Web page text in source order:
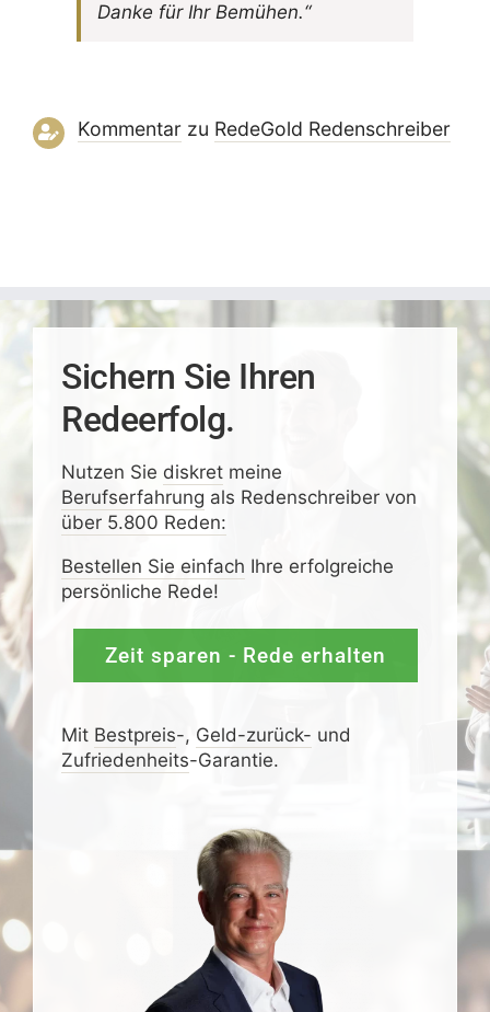
Danke für Ihr Bemühen.“
Kommentarzu RedeGold Reden­schreiber
Sichern Sie Ihren
Redeerfolg.
Nutzen Sie diskretmeine
Berufserfahrung als Redenschreiber von
über 5.800 Reden:
Bestellen Sie einfach Ihre erfolgreiche
persönliche Rede!
Zeit sparen - Rede erhalten
Mit Bestpreis-, Geld-zurück- und
Zufrieden­­heits-Garantie.